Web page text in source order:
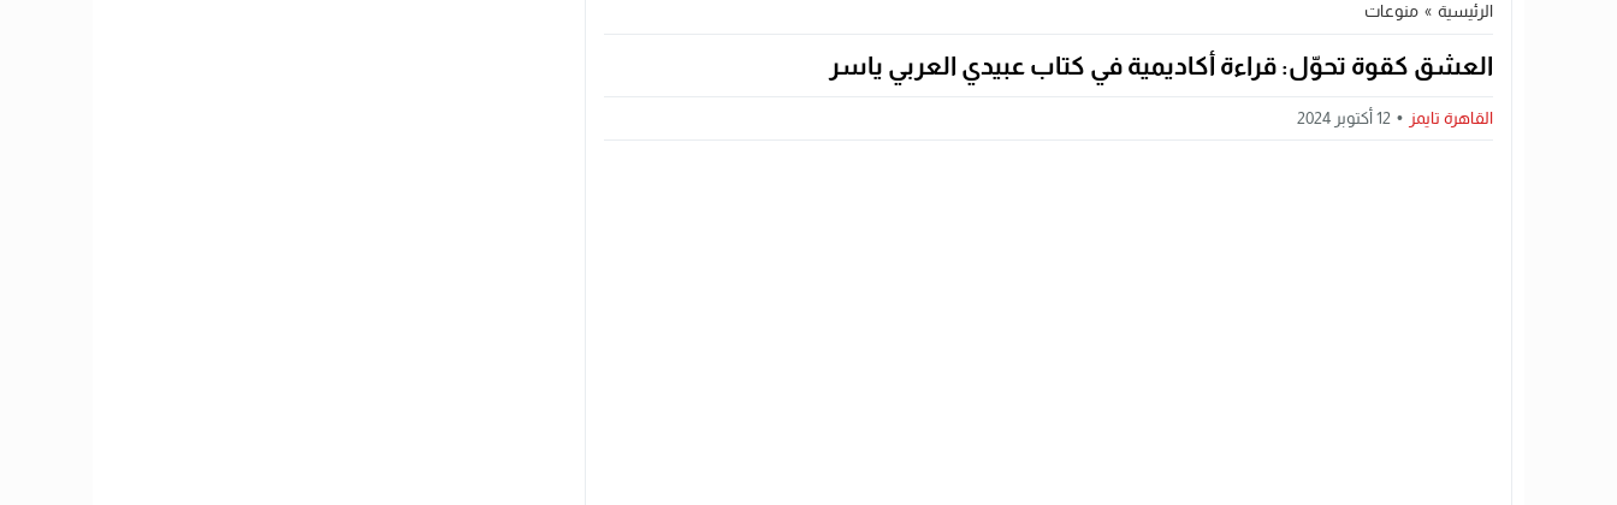
الرئيسية » منوعات
العشق كقوة تحوّل: قراءة أكاديمية في كتاب عبيدي العربي ياسر
القاهرة تايمز 12 أكتوبر 2024